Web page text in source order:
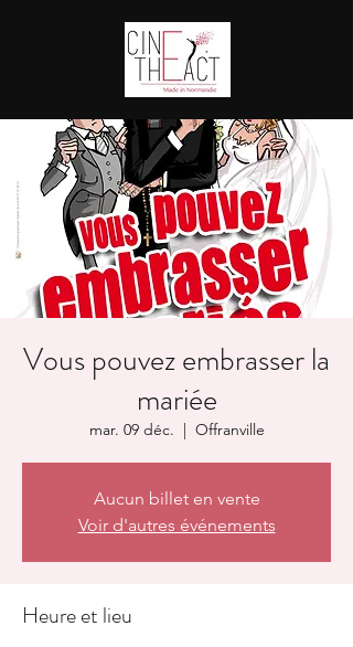
Vous pouvez embrasser la
mariée
mar. 09 déc.
  |
Offranville
Aucun billet en vente
Voir d'autres événements
Heure et lieu